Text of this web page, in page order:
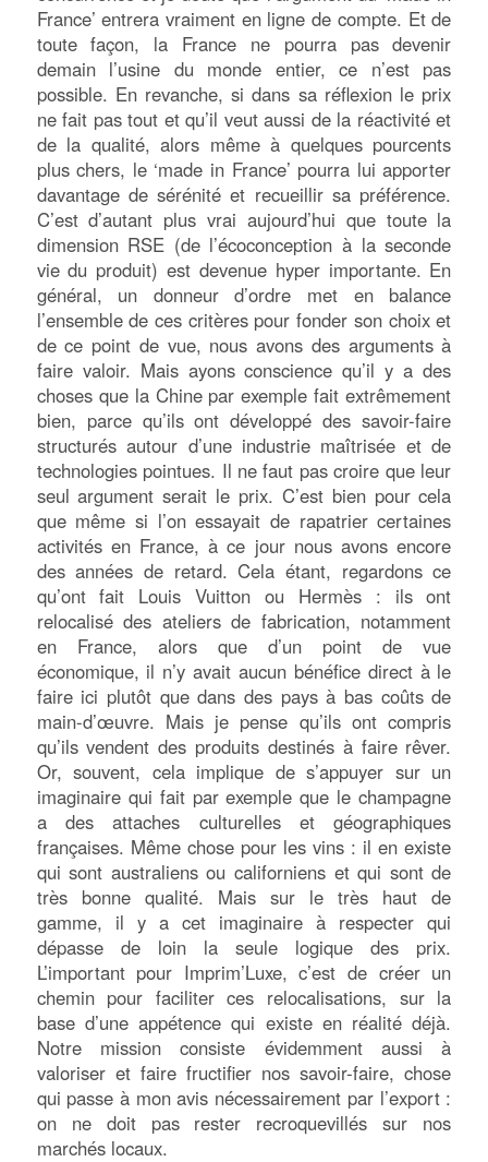
France’ entrera vraiment en ligne de compte. Et de
toute façon, la France ne pourra pas devenir
demain l’usine du monde entier, ce n’est pas
possible. En revanche, si dans sa réflexion le prix
ne fait pas tout et qu’il veut aussi de la réactivité et
de la qualité, alors même à quelques pourcents
plus chers, le ‘made in France’ pourra lui apporter
davantage de sérénité et recueillir sa préférence.
C’est d’autant plus vrai aujourd’hui que toute la
dimension RSE (de l’écoconception à la seconde
vie du produit) est devenue hyper importante. En
général, un donneur d’ordre met en balance
l’ensemble de ces critères pour fonder son choix et
de ce point de vue, nous avons des arguments à
faire valoir. Mais ayons conscience qu’il y a des
choses que la Chine par exemple fait extrêmement
bien, parce qu’ils ont développé des savoir-faire
structurés autour d’une industrie maîtrisée et de
technologies pointues. Il ne faut pas croire que leur
seul argument serait le prix. C’est bien pour cela
que même si l’on essayait de rapatrier certaines
activités en France, à ce jour nous avons encore
des années de retard. Cela étant, regardons ce
qu’ont fait Louis Vuitton ou Hermès : ils ont
relocalisé des ateliers de fabrication, notamment
en France, alors que d’un point de vue
économique, il n’y avait aucun bénéfice direct à le
faire ici plutôt que dans des pays à bas coûts de
main-d’œuvre. Mais je pense qu’ils ont compris
qu’ils vendent des produits destinés à faire rêver.
Or, souvent, cela implique de s’appuyer sur un
imaginaire qui fait par exemple que le champagne
a des attaches culturelles et géographiques
françaises. Même chose pour les vins : il en existe
qui sont australiens ou californiens et qui sont de
très bonne qualité. Mais sur le très haut de
gamme, il y a cet imaginaire à respecter qui
dépasse de loin la seule logique des prix.
L’important pour Imprim’Luxe, c’est de créer un
chemin pour faciliter ces relocalisations, sur la
base d’une appétence qui existe en réalité déjà.
Notre mission consiste évidemment aussi à
valoriser et faire fructifier nos savoir-faire, chose
qui passe à mon avis nécessairement par l’export :
on ne doit pas rester recroquevillés sur nos
marchés locaux.